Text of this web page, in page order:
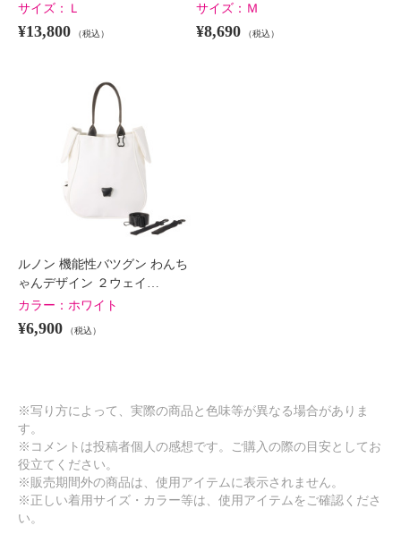
サイズ： Ｌ
¥13,800 （税込）
サイズ： Ｍ
¥8,690 （税込）
ルノン 機能性バツグン わんち
ゃんデザイン ２ウェイ…
カラー： ホワイト
¥6,900 （税込）
※写り方によって、実際の商品と色味等が異なる場合がありま
す。
※コメントは投稿者個人の感想です。ご購入の際の目安としてお
役立てください。
※販売期間外の商品は、使用アイテムに表示されません。
※正しい着用サイズ・カラー等は、使用アイテムをご確認くださ
い。